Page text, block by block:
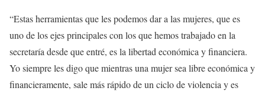
“Estas herramientas que les podemos dar a las mujeres, que es
uno de los ejes principales con los que hemos trabajado en la
secretaría desde que entré, es la libertad económica y financiera.
Yo siempre les digo que mientras una mujer sea libre económica y
financieramente, sale más rápido de un ciclo de violencia y es